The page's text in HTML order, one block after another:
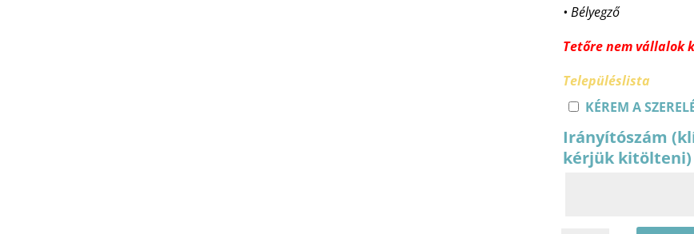
• Bélyegző
Tetőre nem vállalok
Településlista
KÉREM A
Irányítószám
kérjük kitölteni)